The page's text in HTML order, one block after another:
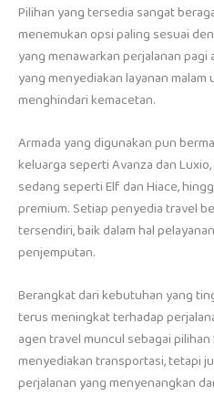
Pilihan yang tersedia sangat
menemukan opsi paling sesuai
yang menawarkan perjalanan pagi
yang menyediakan layanan
menghindari kemacetan.
Armada yang digunakan pun
keluarga seperti Avanza dan
sedang seperti Elf dan Hiace,
premium. Setiap penyedia travel
tersendiri, baik dalam hal
penjemputan.
Berangkat dari kebutuhan yang
terus meningkat terhadap
agen travel muncul sebagai
menyediakan transportasi, tetapi
perjalanan yang menyenangkan